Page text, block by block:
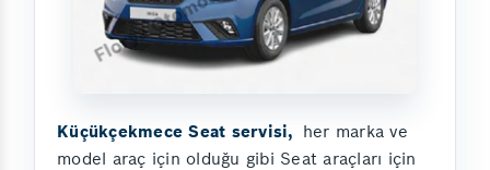
Küçükçekmece Seat servisi, her marka ve
model araç için olduğu gibi Seat araçları için